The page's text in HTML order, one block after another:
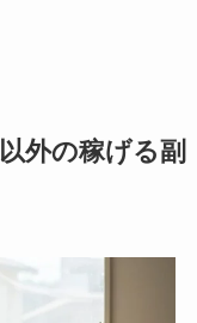
外の稼げる副